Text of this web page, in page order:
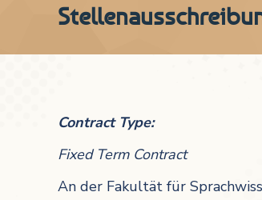
Contract Type:
Fixed Term Contract
An der Fakultät für